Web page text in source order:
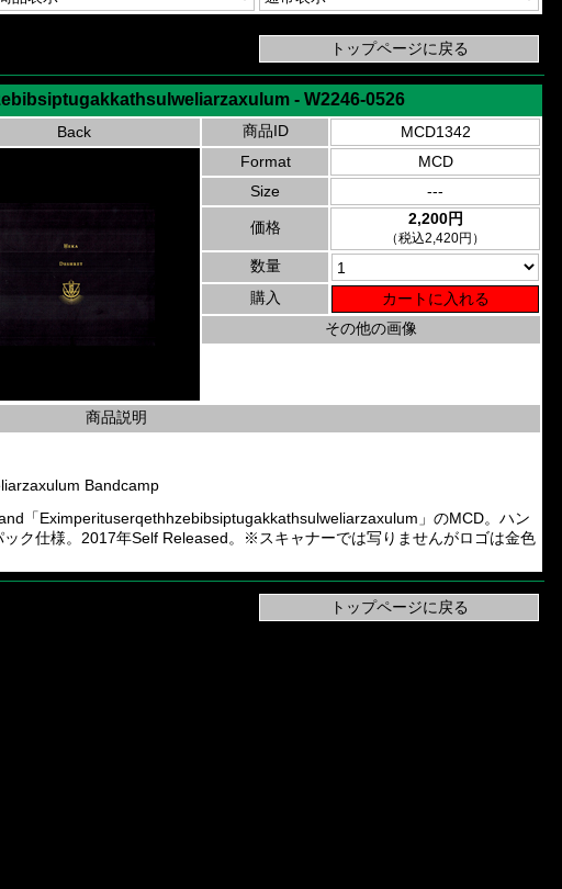
- W2246-0526
Back 商品ID
MCD1342
Format
MCD
Size
---
価格 2,200円
（税込2,420円）
数量
購入
その他の画像
商品説明
Bandcamp
「Eximperituserqethhzebibsiptugakkathsulweliarzaxulum」のMCD。ハン
ック仕様。2017年Self Released。※スキャナーでは写りませんがロゴは金色